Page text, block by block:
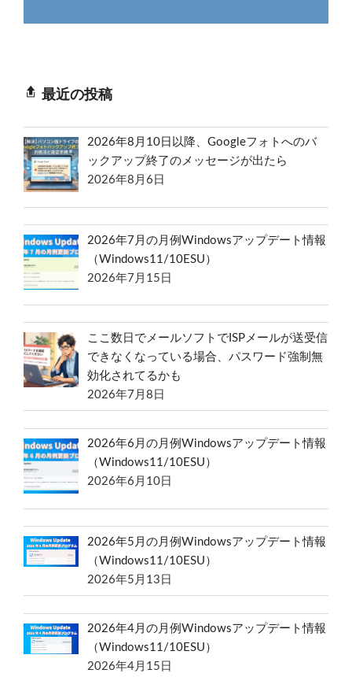
最近の投稿
2026年8月10日以降、Googleフォトへのバ
ックアップ終了のメッセージが出たら
2026年8月6日
2026年7月の月例Windowsアップデート情報
（Windows11/10ESU）
2026年7月15日
ここ数日でメールソフトでISPメールが送受信
できなくなっている場合、パスワード強制無
効化されてるかも
2026年7月8日
2026年6月の月例Windowsアップデート情報
（Windows11/10ESU）
2026年6月10日
2026年5月の月例Windowsアップデート情報
（Windows11/10ESU）
2026年5月13日
2026年4月の月例Windowsアップデート情報
（Windows11/10ESU）
2026年4月15日